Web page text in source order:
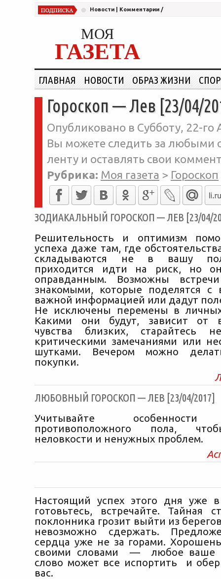
Новости Комментарии /
МОЯ
ГАЗЕТА
ГЛАВНАЯ НОВОСТИ ОБРАЗ ЖИЗНИ
Гороскоп — Лев [23/04/
Опубликовано в Субботу, 22-го
Вы можете следить за любыми
ленту и оставлять свои
Рубрика: Моя газета > Гороскоп
ЗОДИАКАЛЬНЫЙ ГОРОСКОП — ЛЕВ [23/04/
Решительность и оптимизм
успеха даже там, где
складываются не в вашу
приходится идти на риск, но он
оправданным. Возможны
знакомыми, которые поделятся с
важной информацией или дадут
Не исключены перемены в
Какими они будут, зависит от
чувства близких, старайтесь
критическими замечаниями или
шутками. Вечером можно
покупки.
ЛЮБОВНЫЙ ГОРОСКОП — ЛЕВ [23/04/2017]
Учитывайте особенности
противоположного пола,
неловкости и ненужных проблем.
Настоящий успех этого дня уже
готовьтесь, встречайте. Тайная
поклонника грозит выйти из
невозможно сдержать.
сердца уже не за горами.
своими словами — любое ваше
слово может все испортить и
вас.